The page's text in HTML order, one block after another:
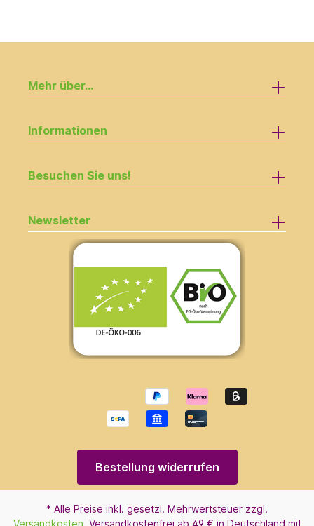
Mehr über...
Informationen
Besuchen Sie uns!
Newsletter
Bestellung widerrufen
* Alle Preise inkl. gesetzl. Mehrwertsteuer zzgl.
Versandkosten . Versandkostenfrei ab 49 € in Deutschland mit